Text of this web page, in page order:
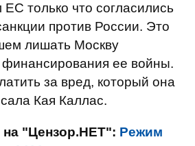
только что согласились
против России. Это
лишать Москву
финансирования ее войны.
за вред, который она
Кая Каллас.
на "Цензор.НЕТ": Режим